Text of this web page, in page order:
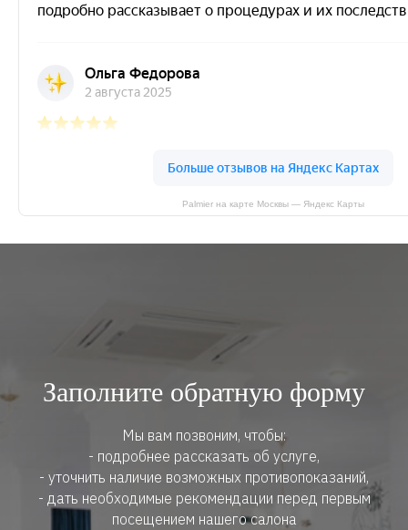
Palmier на карте Москвы — Яндекс Карты
Заполните обратную форму
Мы вам позвоним, чтобы:
- подробнее рассказать об услуге,
- уточнить наличие возможных противопоказаний,
- дать необходимые рекомендации перед первым
посещением нашего салона